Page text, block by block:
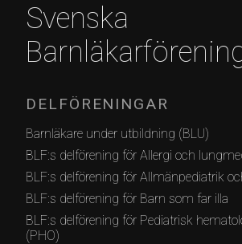
Svenska
DELFÖRENINGAR
Barnläkare under utbildning (BLU)
BLF:s delförening för Allergi och
BLF:s delförening för Allmänpediatrik
BLF:s delförening för Barn som far illa
BLF:s delförening för Pediatrisk
(PHO)